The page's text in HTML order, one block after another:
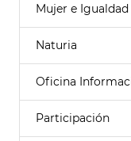
Mujer e Igualdad
Naturia
Oficina
Participación